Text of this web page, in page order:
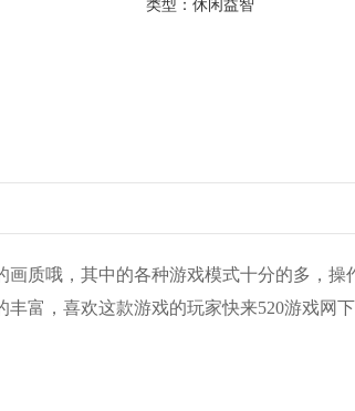
类型：休闲益智
质哦，其中的各种游戏模式十分的多，操
富，喜欢这款游戏的玩家快来520游戏网